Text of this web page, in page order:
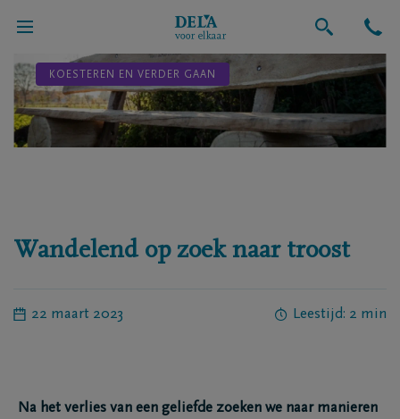
KOESTEREN EN VERDER GAAN
Wandelend op zoek naar troost
22 maart 2023 Leestijd: 2 min
Na het verlies van een geliefde zoeken we naar manieren